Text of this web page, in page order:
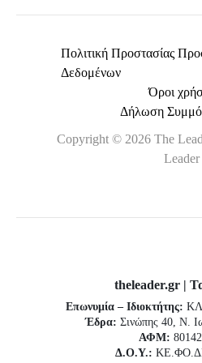
Πολιτική Προστασίας
Δεδομένων
Όροι
Δήλωση
Copyright © 2026 The
Leader
theleader.gr |
Επωνυμία – Ιδιοκτήτης:
Έδρα: Σινώπης 40, Ν.
ΑΦΜ:
Δ.Ο.Υ.: